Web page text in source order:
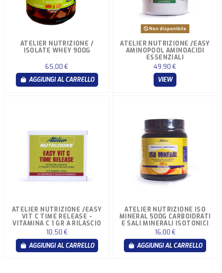
ATELIER NUTRIZIONE /
ISOLATE WHEY 900G
65,00 €
AGGIUNGI AL CARRELLO
Non disponibile
ATELIER NUTRIZIONE /EASY
AMINOPOOL AMINOACIDI
ESSENZIALI
49,90 €
VIEW
ATELIER NUTRIZIONE /EASY
VIT C TIME RELEASE -
VITAMINA C 1 GR A RILASCIO
PROLUNGATO
10,50 €
AGGIUNGI AL CARRELLO
ATELIER NUTRIZIONE ISO
MINERAL 500G CARBOIDRATI
E SALI MINERALI ISOTONICI
16,00 €
AGGIUNGI AL CARRELLO